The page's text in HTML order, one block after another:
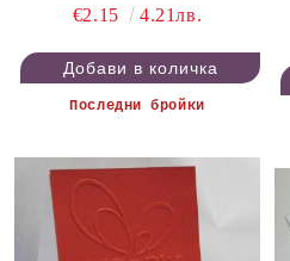
€2.15
4.21лв.
Последни бройки